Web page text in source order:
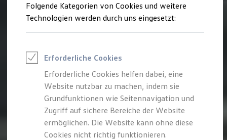
Saisonangebote
Reifenpakete
Leasing
Leasing-Angebote
Elektroauto Leasing
Kleinwagen-Leasing
Leasing ohne Anzahlung
Finanzierung
Autokredit mit Schlussrate
Versicherungen und Garantien
Kfz-Versicherung
Restschuldversicherungen
Garantien
Folgende Kategorien von Cookies und weitere
Technologien werden durch uns eingesetzt:
Erforderliche Cookies
Erforderliche Cookies helfen dabei, eine
Website nutzbar zu machen, indem sie
Grundfunktionen wie Seitennavigation und
Zugriff auf sichere Bereiche der Website
ermöglichen. Die Website kann ohne diese
Cookies nicht richtig funktionieren.